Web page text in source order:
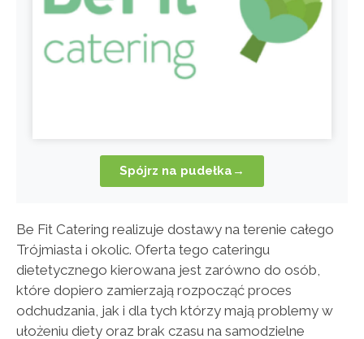
Spójrz na pudełka→
Be Fit Catering realizuje dostawy na terenie całego
Trójmiasta i okolic. Oferta tego cateringu
dietetycznego kierowana jest zarówno do osób,
które dopiero zamierzają rozpocząć proces
odchudzania, jak i dla tych którzy mają problemy w
ułożeniu diety oraz brak czasu na samodzielne